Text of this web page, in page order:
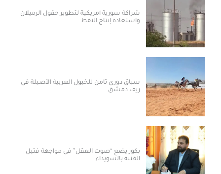
شراكة سورية أمريكية لتطوير حقول الرميلان
واستعادة إنتاج النفط
سباق دوري ثامن للخيول العربية الأصيلة في
ريف دمشق
بكور يضع “صوت العقل” في مواجهة فتيل
الفتنة بالسويداء